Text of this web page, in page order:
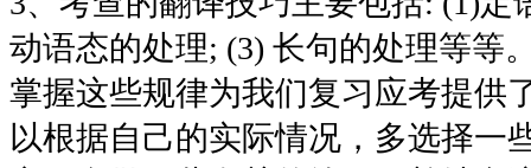
动语态的处理; (3) 长句的处理等等
掌握这些规律为我们复习应考提供
以根据自己的实际情况，多选择一